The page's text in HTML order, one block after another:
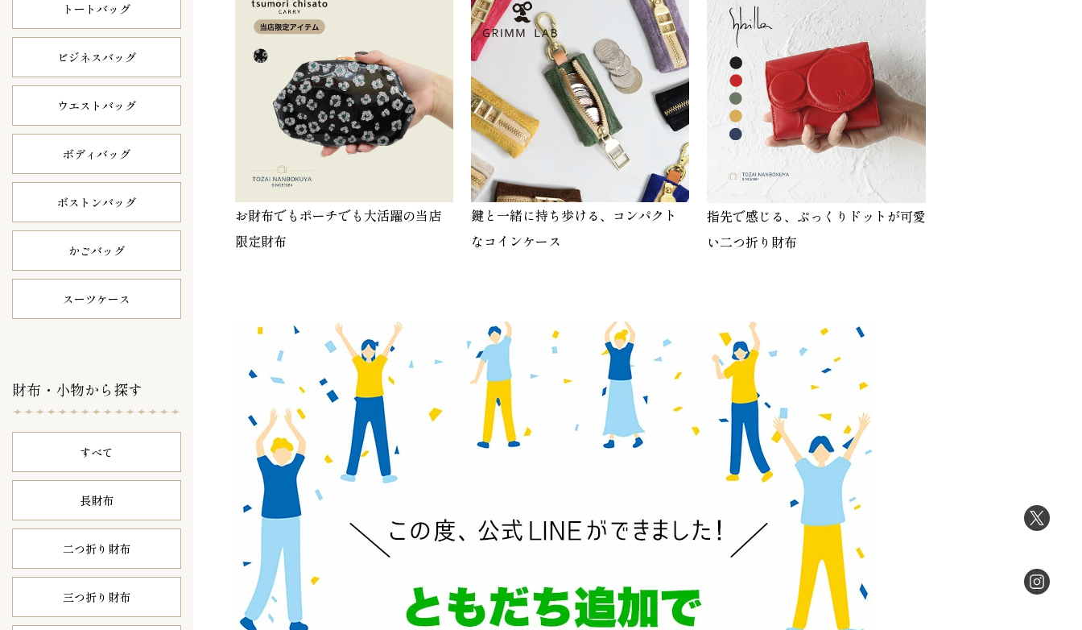
トートバッグ
ビジネスバッグ
ウエストバッグ
ボディバッグ
ボストンバッグ
かごバッグ
スーツケース
財布・小物から探す
すべて
長財布
二つ折り財布
三つ折り財布
お財布でもポーチでも大活躍の当店
限定財布
鍵と一緒に持ち歩ける、コンパクト
なコインケース
指先で感じる、ぷっくりドットが可愛
い二つ折り財布